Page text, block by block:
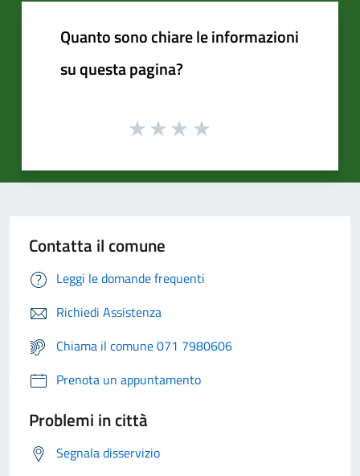
Quanto sono chiare le informazioni
su questa pagina?
Contatta il comune
Leggi le domande frequenti
Richiedi Assistenza
Chiama il comune 071 7980606
Prenota un appuntamento
Problemi in città
Segnala disservizio